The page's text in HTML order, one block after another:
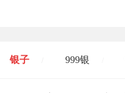
银子 999银